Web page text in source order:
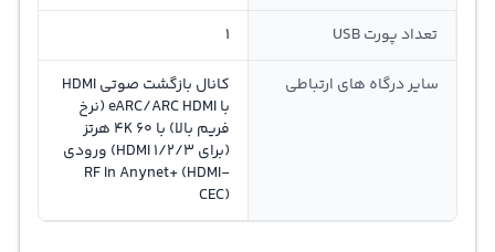
تعداد پورت USB 1
سایر درگاه های ارتباطی
کانال بازگشت صوتی HDMI
با eARC/ARC HDMI (نرخ
فریم بالا) با 4K 60 هرتز
(برای HDMI 1/2/3) ورودی
RF In Anynet+ (HDMI-
CEC)